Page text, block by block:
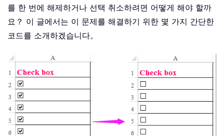
를 한 번에 해제하거나 선택 취소하려면 어떻게 해야 할까
요？ 이 글에서는 이 문제를 해결하기 위한 몇 가지 간단한
코드를 소개하겠습니다。